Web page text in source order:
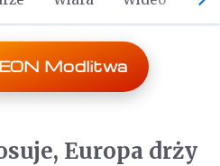
Modlitwa
Europa drży